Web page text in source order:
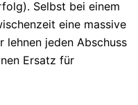
Selbst bei einem
eine massive
lehnen jeden Abschuss
Ersatz für